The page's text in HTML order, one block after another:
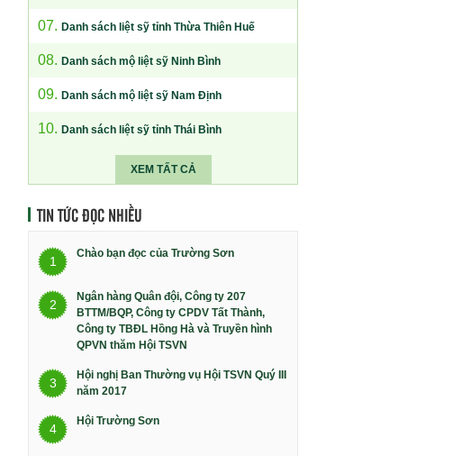
07. Danh sách liệt sỹ tỉnh Thừa Thiên Huế
08. Danh sách mộ liệt sỹ Ninh Bình
09. Danh sách mộ liệt sỹ Nam Định
10. Danh sách liệt sỹ tỉnh Thái Bình
XEM TẤT CẢ
TIN TỨC ĐỌC NHIỀU
1
Chào bạn đọc của Trường Sơn
2
Ngân hàng Quân đội, Công ty 207
BTTM/BQP, Công ty CPDV Tất Thành,
Công ty TBĐL Hồng Hà và Truyền hình
QPVN thăm Hội TSVN
3
Hội nghị Ban Thường vụ Hội TSVN Quý III
năm 2017
4
Hội Trường Sơn